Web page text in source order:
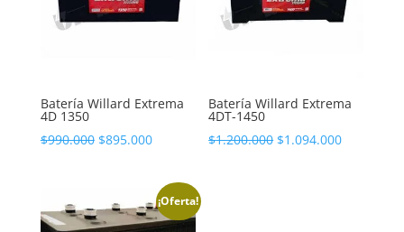
Batería Willard Extrema
4D 1350
$990.000 El
era:
$990.000.
$895.000El
actual
es:
$895.000.
Batería Willard Extrema
4DT-1450
$1.200.000 El
$1.094.000El
¡Oferta!